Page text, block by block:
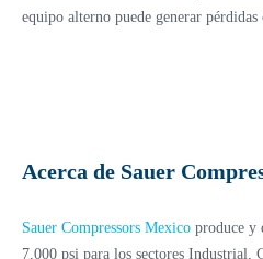
equipo alterno puede generar pérdidas
Acerca de Sauer
Sauer Compressors Mexico produce y
7,000 psi para los sectores Industrial,